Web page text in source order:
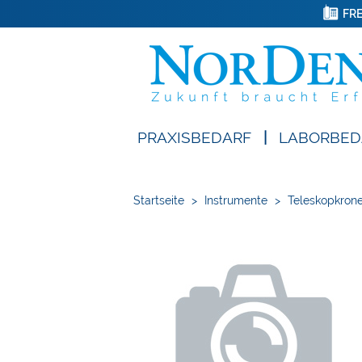
PRAXISBEDARF
Startseite > Instrumente >